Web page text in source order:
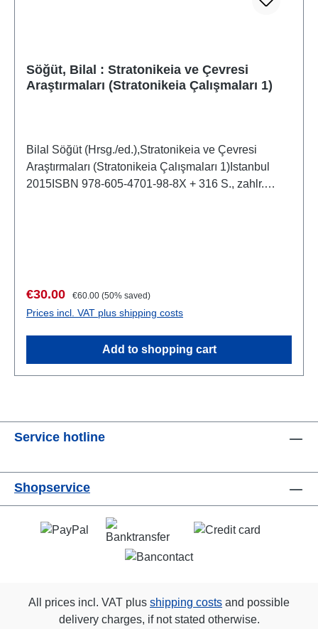
Söğüt, Bilal : Stratonikeia ve Çevresi
Araştırmaları (Stratonikeia Çalışmaları 1)
Bilal Söğüt (Hrsg./ed.),Stratonikeia ve Çevresi
Araştırmaları (Stratonikeia Çalışmaları 1)Istanbul
2015ISBN 978-605-4701-98-8X + 316 S., zahlr.
Sale price:
€30.00 Regular price:
€60.00 (50% saved)
Prices incl. VAT plus shipping costs
Add to shopping cart
Service hotline
Shopservice
All prices incl. VAT plus shipping costs and possible
delivery charges, if not stated otherwise.